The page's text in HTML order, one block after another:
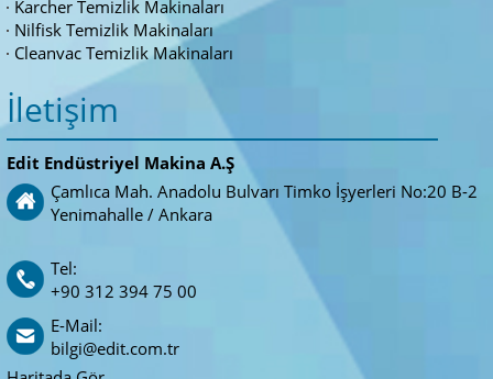
Karcher Temizlik Makinaları
Nilfisk Temizlik Makinaları
Cleanvac Temizlik Makinaları
İletişim
Edit Endüstriyel Makina A.Ş
Çamlıca Mah. Anadolu Bulvarı Timko İşyerleri No:20 B-2
Yenimahalle / Ankara
Tel:
+90 312 394 75 00
E-Mail:
bilgi@edit.com.tr